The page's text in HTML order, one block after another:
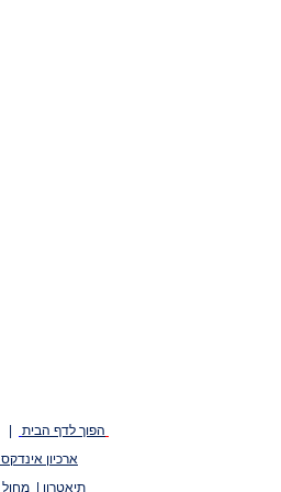
הפוך לדף הבית
ארכיון אינדקס
תיאטרון
|מחול